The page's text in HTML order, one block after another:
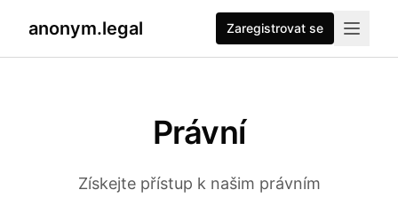
anonym.legal Zaregistrovat se
Právní
Získejte přístup k našim právním